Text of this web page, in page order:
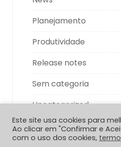
Planejamento
Produtividade
Release notes
Sem categoria
Uncategorized
Este site usa cookies para
Ao clicar em "Confirmar e
com o uso dos cookies,